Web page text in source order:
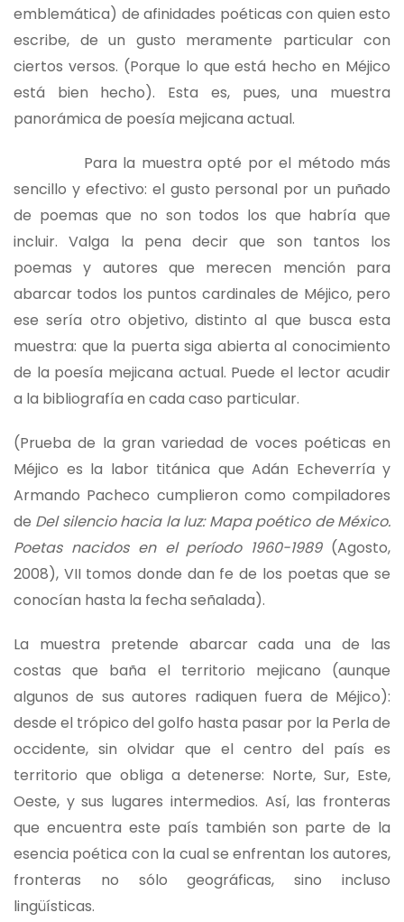
emblemática) de afinidades poéticas con quien esto
escribe, de un gusto meramente particular con
ciertos versos. (Porque lo que está hecho en Méjico
está bien hecho). Esta es, pues, una muestra
panorámica de poesía mejicana actual.
Para la muestra opté por el método más
sencillo y efectivo: el gusto personal por un puñado
de poemas que no son todos los que habría que
incluir. Valga la pena decir que son tantos los
poemas y autores que merecen mención para
abarcar todos los puntos cardinales de Méjico, pero
ese sería otro objetivo, distinto al que busca esta
muestra: que la puerta siga abierta al conocimiento
de la poesía mejicana actual. Puede el lector acudir
a la bibliografía en cada caso particular.
(Prueba de la gran variedad de voces poéticas en
Méjico es la labor titánica que Adán Echeverría y
Armando Pacheco cumplieron como compiladores
de Del silencio hacia la luz: Mapa poético de México.
Poetas nacidos en el período 1960-1989(Agosto,
2008), VII tomos donde dan fe de los poetas que se
conocían hasta la fecha señalada).
La muestra pretende abarcar cada una de las
costas que baña el territorio mejicano (aunque
algunos de sus autores radiquen fuera de Méjico):
desde el trópico del golfo hasta pasar por la Perla de
occidente, sin olvidar que el centro del país es
territorio que obliga a detenerse: Norte, Sur, Este,
Oeste, y sus lugares intermedios. Así, las fronteras
que encuentra este país también son parte de la
esencia poética con la cual se enfrentan los autores,
fronteras no sólo geográficas, sino incluso
lingüísticas.